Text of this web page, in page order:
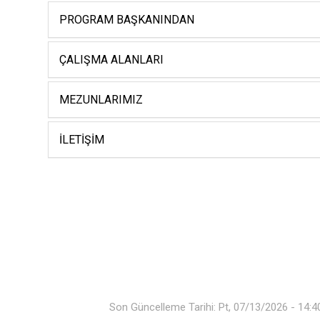
PROGRAM BAŞKANINDAN
ÇALIŞMA ALANLARI
MEZUNLARIMIZ
İLETIŞIM
Son Güncelleme Tarihi: Pt, 07/13/2026 -